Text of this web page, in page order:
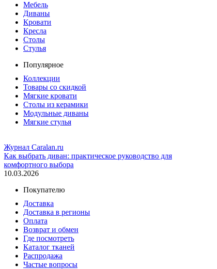
Мебель
Диваны
Кровати
Кресла
Столы
Стулья
Популярное
Коллекции
Товары со скидкой
Мягкие кровати
Столы из керамики
Модульные диваны
Мягкие стулья
Журнал Caralan.ru
Как выбрать диван: практическое руководство для
комфортного выбора
10.03.2026
Покупателю
Доставка
Доставка в регионы
Оплата
Возврат и обмен
Где посмотреть
Каталог тканей
Распродажа
Частые вопросы